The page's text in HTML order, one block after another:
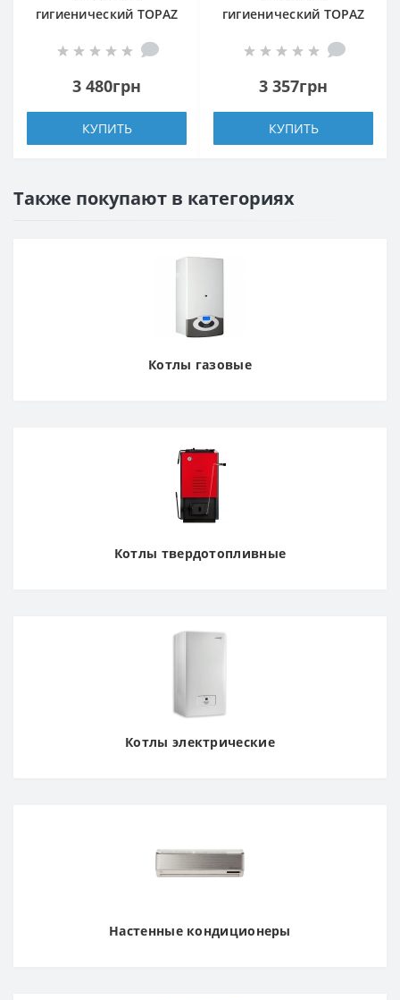
гигиенический TOPAZ
H20
3 480грн
КУПИТЬ
гигиенический TOPAZ
3 357грн
КУПИТЬ
Также покупают в категориях
Котлы газовые
Котлы твердотопливные
Котлы электрические
Настенные кондиционеры